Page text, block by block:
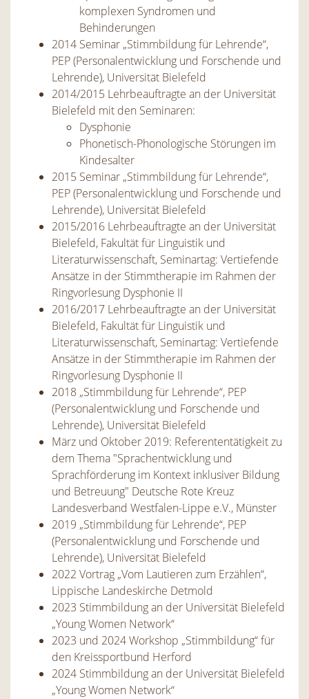
komplexen Syndromen und
Behinderungen
2014 Seminar „Stimmbildung für Lehrende“,
PEP (Personalentwicklung und Forschende und
Lehrende), Universität Bielefeld
2014/2015 Lehrbeauftragte an der Universität
Bielefeld mit den Seminaren:
Dysphonie
Phonetisch-Phonologische Störungen im
Kindesalter
2015 Seminar „Stimmbildung für Lehrende“,
PEP (Personalentwicklung und Forschende und
Lehrende), Universität Bielefeld
2015/2016 Lehrbeauftragte an der Universität
Bielefeld, Fakultät für Linguistik und
Literaturwissenschaft, Seminartag: Vertiefende
Ansätze in der Stimmtherapie im Rahmen der
Ringvorlesung Dysphonie II
2016/2017 Lehrbeauftragte an der Universität
Bielefeld, Fakultät für Linguistik und
Literaturwissenschaft, Seminartag: Vertiefende
Ansätze in der Stimmtherapie im Rahmen der
Ringvorlesung Dysphonie II
2018 „Stimmbildung für Lehrende“, PEP
(Personalentwicklung und Forschende und
Lehrende), Universität Bielefeld
März und Oktober 2019: Referententätigkeit zu
dem Thema "Sprachentwicklung und
Sprachförderung im Kontext inklusiver Bildung
und Betreuung" Deutsche Rote Kreuz
Landesverband Westfalen-Lippe e.V., Münster
2019 „Stimmbildung für Lehrende“, PEP
(Personalentwicklung und Forschende und
Lehrende), Universität Bielefeld
2022 Vortrag „Vom Lautieren zum Erzählen“,
Lippische Landeskirche Detmold
2023 Stimmbildung an der Universität Bielefeld
„Young Women Network“
2023 und 2024 Workshop „Stimmbildung“ für
den Kreissportbund Herford
2024 Stimmbildung an der Universität Bielefeld
„Young Women Network“